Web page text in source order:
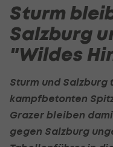
Sturm
Salzburg
"Wildes
Sturm und
kampfbetonten
Grazer bleiben
gegen Salzburg